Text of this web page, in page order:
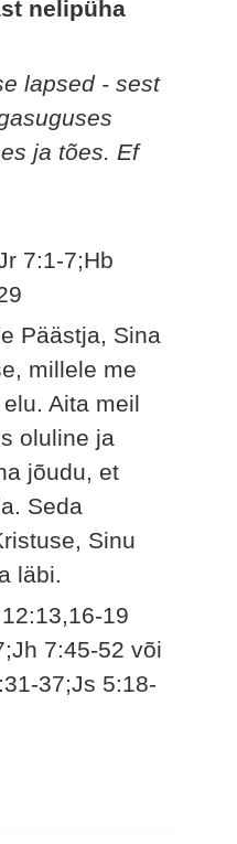
nelipüha
lapsed - sest
ja tões. Ef
7:1-7;Hb
Päästja, Sina
millele me
Aita meil
oluline ja
jõudu, et
Seda
Sinu
läbi.
19
7:45-52 või
37;Js 5:18-